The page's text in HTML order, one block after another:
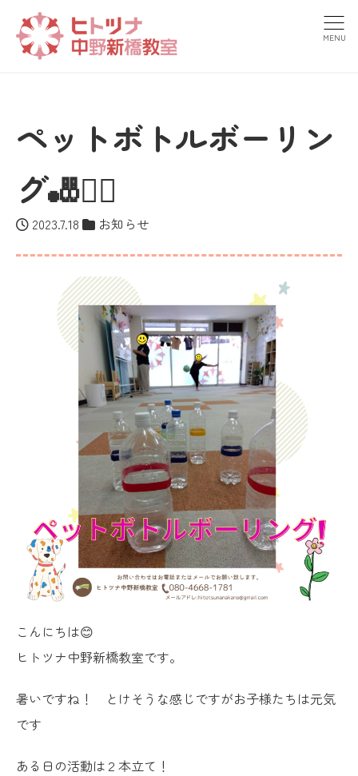
MENU
ペットボトルボーリン
グ🎳🤾‍♂️
2023.7.18 お知らせ
こんにちは😊
ヒトツナ中野新橋教室です。
暑いですね！ とけそうな感じですがお子様たちは元気
です
ある日の活動は２本立て！